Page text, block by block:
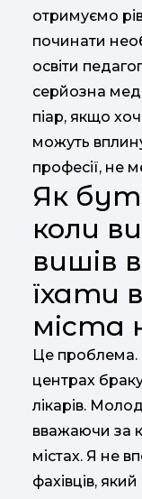
отримуємо
починати
освіти
серйозна
піар, якщо
можуть
професії, не
Як
коли
вишів
їхати
міста
Це проблема.
центрах
лікарів.
вважаючи за
містах. Я не
фахівців,